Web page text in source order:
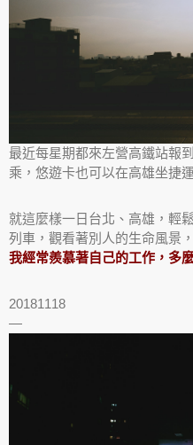
最近每星期都來左營高鐵站報
乘，悠遊卡也可以在高雄坐捷
就這麼樣一日台北、高雄，輕
列車，觀看著別人的生命風景
我經常羨慕著自己的工作，多
20181118
—